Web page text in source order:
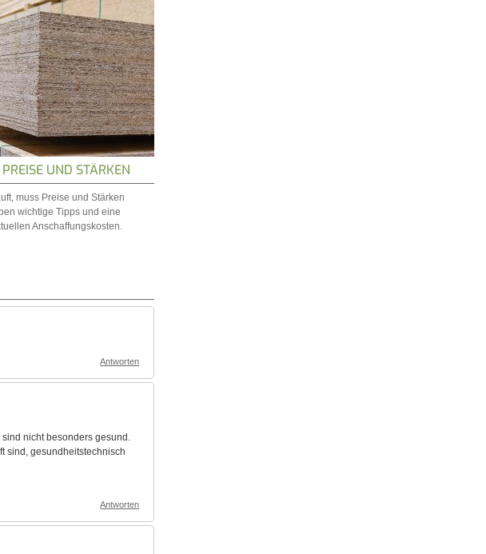
UND STÄRKEN
muss Preise und Stärken
wichtige Tipps und eine
Anschaffungskosten.
Antworten
nicht besonders gesund.
sind, gesundheitstechnisch
Antworten